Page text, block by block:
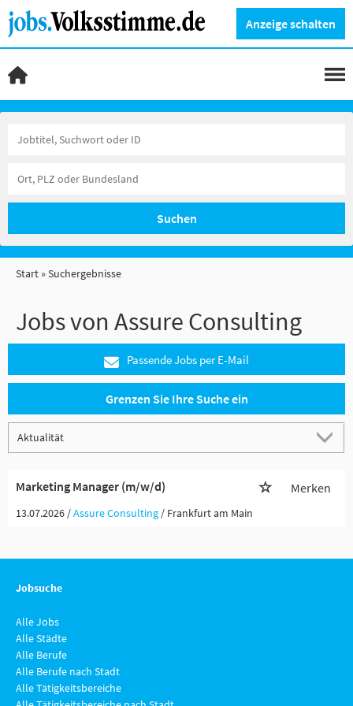
Anzeige schalten
Suchen
Start Suchergebnisse
Jobs von Assure Consulting
Passende Jobs per E-Mail
Grenzen Sie Ihre Suche ein
Marketing Manager (m/w/d) Merken
13.07.2026 /Assure Consulting / Frankfurt am Main
Jobsuche
Alle Jobs
Alle Städte
Alle Berufe
Alle Berufe nach Stadt
Alle Tätigkeitsbereiche